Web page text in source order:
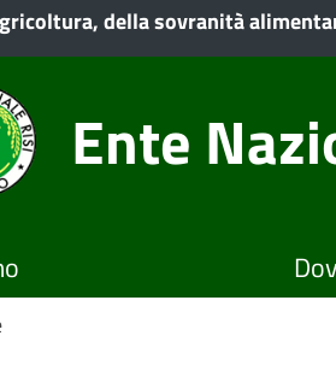
della sovranità
Ente